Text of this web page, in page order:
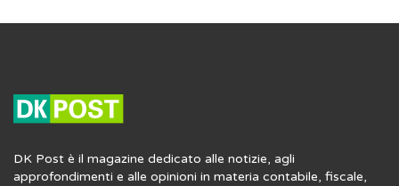
DK Post è il magazine dedicato alle notizie, agli
approfondimenti e alle opinioni in materia contabile, fiscale,